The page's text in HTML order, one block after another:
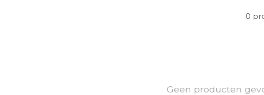
0
Geen producten